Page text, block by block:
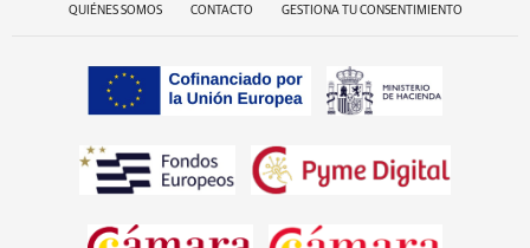
QUIÉNES SOMOS CONTACTO GESTIONA TU CONSENTIMIENTO